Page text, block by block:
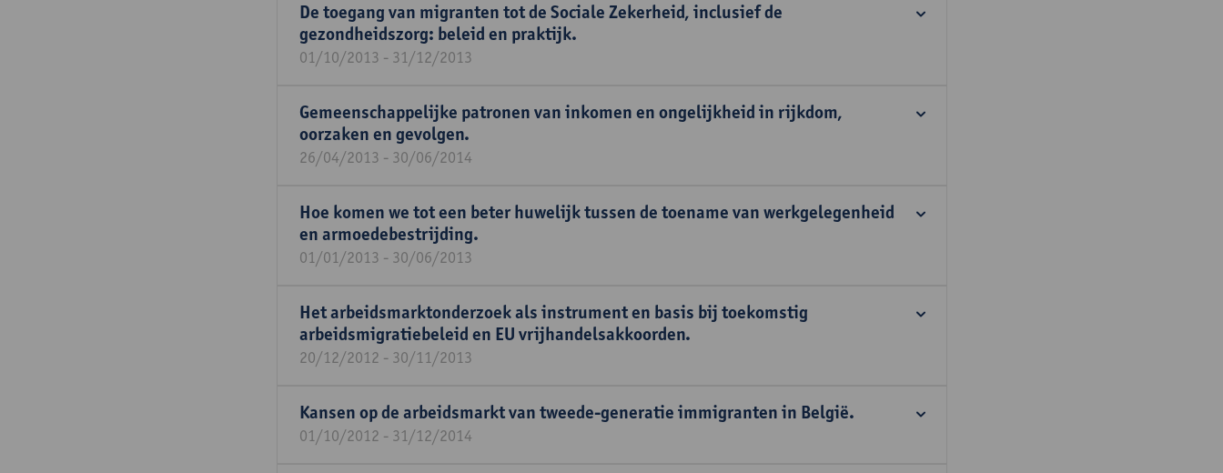
De toegang van migranten tot de Sociale Zekerheid, inclusief de
gezondheidszorg: beleid en praktijk.
01/10/2013 - 31/12/2013
Gemeenschappelijke patronen van inkomen en ongelijkheid in rijkdom,
oorzaken en gevolgen.
26/04/2013 - 30/06/2014
Hoe komen we tot een beter huwelijk tussen de toename van werkgelegenheid
en armoedebestrijding.
01/01/2013 - 30/06/2013
Het arbeidsmarktonderzoek als instrument en basis bij toekomstig
arbeidsmigratiebeleid en EU vrijhandelsakkoorden.
20/12/2012 - 30/11/2013
Kansen op de arbeidsmarkt van tweede-generatie immigranten in België.
01/10/2012 - 31/12/2014